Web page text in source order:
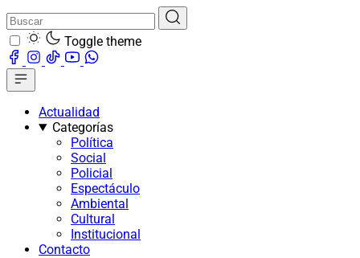
Toggle theme
Actualidad
Categorías
Política
Social
Policial
Espectáculo
Ambiental
Cultural
Institucional
Contacto